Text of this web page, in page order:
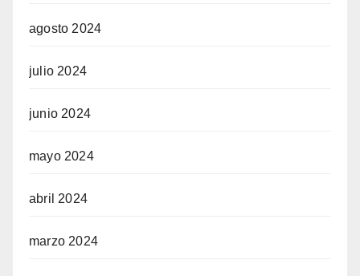
agosto 2024
julio 2024
junio 2024
mayo 2024
abril 2024
marzo 2024